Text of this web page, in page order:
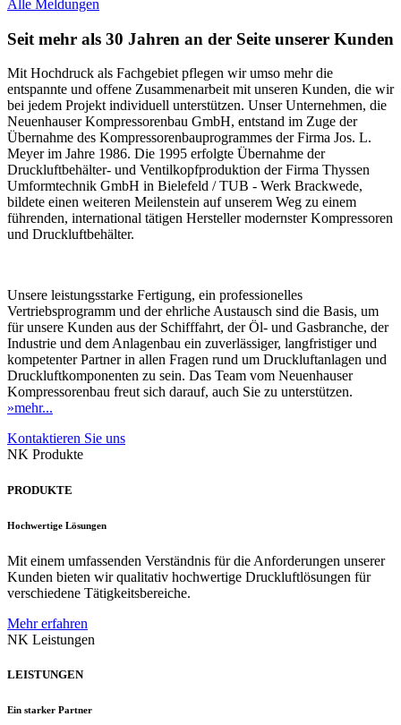
Alle Meldungen
Seit mehr als 30 Jahren an der Seite unserer Kunden
Mit Hochdruck als Fachgebiet pflegen wir umso mehr die
entspannte und offene Zusammenarbeit mit unseren Kunden, die wir
bei jedem Projekt individuell unterstützen. Unser Unternehmen, die
Neuenhauser Kompressorenbau GmbH, entstand im Zuge der
Übernahme des Kompressorenbauprogrammes der Firma Jos. L.
Meyer im Jahre 1986. Die 1995 erfolgte Übernahme der
Druckluftbehälter- und Ventilkopfproduktion der Firma Thyssen
Umformtechnik GmbH in Bielefeld / TUB - Werk Brackwede,
bildete einen weiteren Meilenstein auf unserem Weg zu einem
führenden, international tätigen Hersteller modernster Kompressoren
und Druckluftbehälter.
Unsere leistungsstarke Fertigung, ein professionelles
Vertriebsprogramm und der ehrliche Austausch sind die Basis, um
für unsere Kunden aus der Schifffahrt, der Öl- und Gasbranche, der
Industrie und dem Anlagenbau ein zuverlässiger, langfristiger und
kompetenter Partner in allen Fragen rund um Druckluftanlagen und
Druckluftkomponenten zu sein. Das Team vom Neuenhauser
Kompressorenbau freut sich darauf, auch Sie zu unterstützen.
»mehr...
Kontaktieren Sie uns
NK Produkte
PRODUKTE
Hochwertige Lösungen
Mit einem umfassenden Verständnis für die Anforderungen unserer
Kunden bieten wir qualitativ hochwertige Druckluftlösungen für
verschiedene Tätigkeitsbereiche.
Mehr erfahren
NK Leistungen
LEISTUNGEN
Ein starker Partner